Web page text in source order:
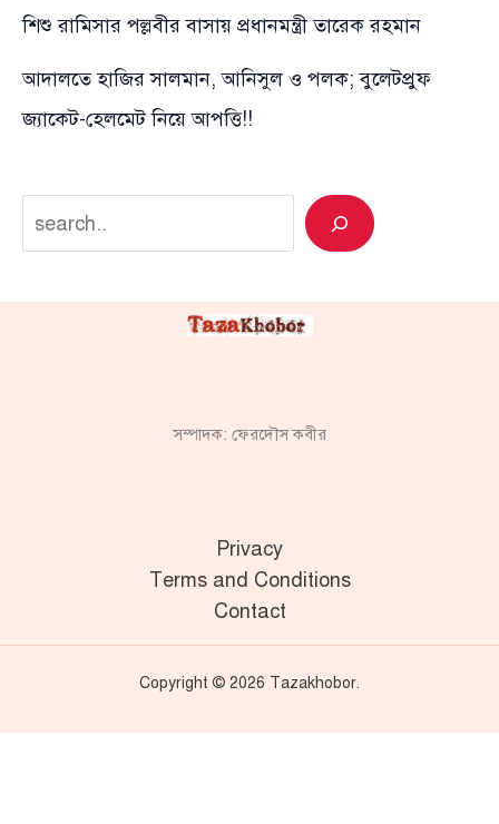
শিশু রামিসার পল্লবীর বাসায় প্রধানমন্ত্রী তারেক রহমান
আদালতে হাজির সালমান, আনিসুল ও পলক; বুলেটপ্রুফ
জ্যাকেট-হেলমেট নিয়ে আপত্তি!!
Search
সম্পাদক: ফেরদৌস কবীর
Privacy
Terms and Conditions
Contact
Copyright © 2026 Tazakhobor.